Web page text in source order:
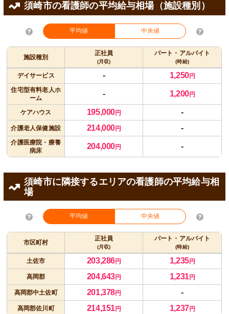
須崎市の看護師の平均給与相場（施設種別）
平均値 中央値
施設種別
正社員
(月収)
パート・アルバイト
(時給)
デイサービス - 1,250円
住宅型有料老人ホ
ーム
- 1,200円
ケアハウス 195,000円 -
介護老人保健施設 214,000円 -
介護医療院・療養
病床
204,000円 -
須崎市に隣接するエリアの看護師の平均給与相
場
平均値 中央値
市区町村
正社員
(月収)
パート・アルバイト
(時給)
土佐市 203,286円 1,235円
高岡郡 204,643円 1,231円
高岡郡中土佐町 201,378円 -
高岡郡佐川町 214,151円 1,237円